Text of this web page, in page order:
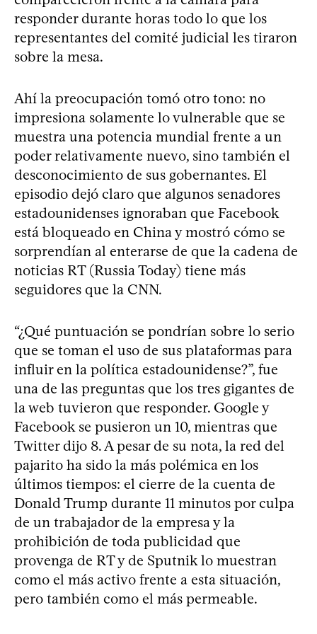
responder durante horas todo lo que los
representantes del comité judicial les tiraron
sobre la mesa.
Ahí la preocupación tomó otro tono: no
impresiona solamente lo vulnerable que se
muestra una potencia mundial frente a un
poder relativamente nuevo, sino también el
desconocimiento de sus gobernantes. El
episodio dejó claro que algunos senadores
estadounidenses ignoraban que Facebook
está bloqueado en China y mostró cómo se
sorprendían al enterarse de que la cadena de
noticias RT (Russia Today) tiene más
seguidores que la CNN.
“¿Qué puntuación se pondrían sobre lo serio
que se toman el uso de sus plataformas para
influir en la política estadounidense?”, fue
una de las preguntas que los tres gigantes de
la web tuvieron que responder. Google y
Facebook se pusieron un 10, mientras que
Twitter dijo 8. A pesar de su nota, la red del
pajarito ha sido la más polémica en los
últimos tiempos: el cierre de la cuenta de
Donald Trump durante 11 minutos por culpa
de un trabajador de la empresa y la
prohibición de toda publicidad que
provenga de RT y de Sputnik lo muestran
como el más activo frente a esta situación,
pero también como el más permeable.